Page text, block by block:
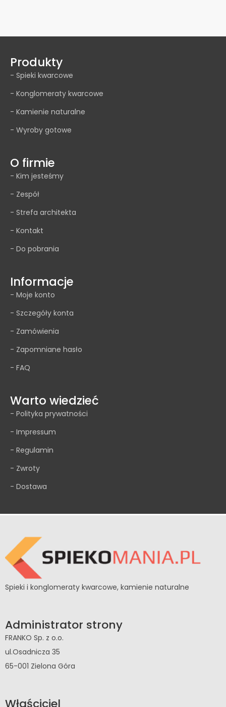
Produkty
- Spieki kwarcowe
- Konglomeraty kwarcowe
- Kamienie naturalne
- Wyroby gotowe
O firmie
- Kim jesteśmy
- Zespół
- Strefa architekta
- Kontakt
- Do pobrania
Informacje
- Moje konto
- Szczegóły konta
- Zamówienia
- Zapomniane hasło
- FAQ
Warto wiedzieć
- Polityka prywatności
- Impressum
- Regulamin
- Zwroty
- Dostawa
Spieki i konglomeraty kwarcowe, kamienie naturalne
Administrator strony
FRANKO Sp. z o.o.
ul.Osadnicza 35
65-001 Zielona Góra
Właściciel